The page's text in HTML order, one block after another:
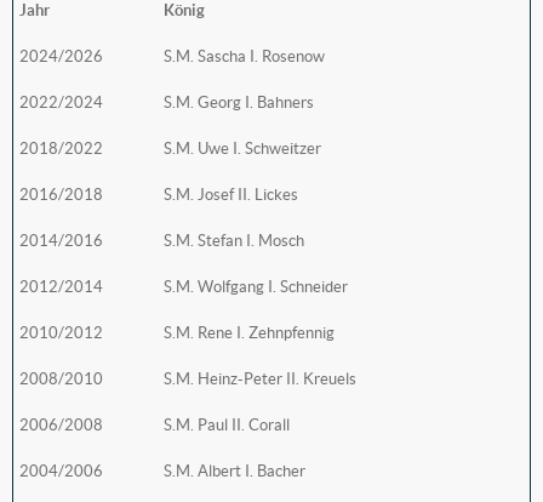
Jahr König
2024/2026 S.M. Sascha I. Rosenow
2022/2024 S.M. Georg I. Bahners
2018/2022 S.M. Uwe I. Schweitzer
2016/2018 S.M. Josef II. Lickes
2014/2016 S.M. Stefan I. Mosch
2012/2014 S.M. Wolfgang I. Schneider
2010/2012 S.M. Rene I. Zehnpfennig
2008/2010 S.M. Heinz-Peter II. Kreuels
2006/2008 S.M. Paul II. Corall
2004/2006 S.M. Albert I. Bacher